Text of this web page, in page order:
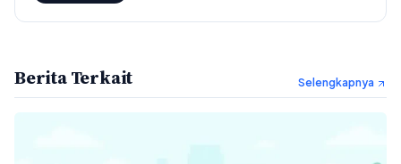
Berita Terkait Selengkapnya